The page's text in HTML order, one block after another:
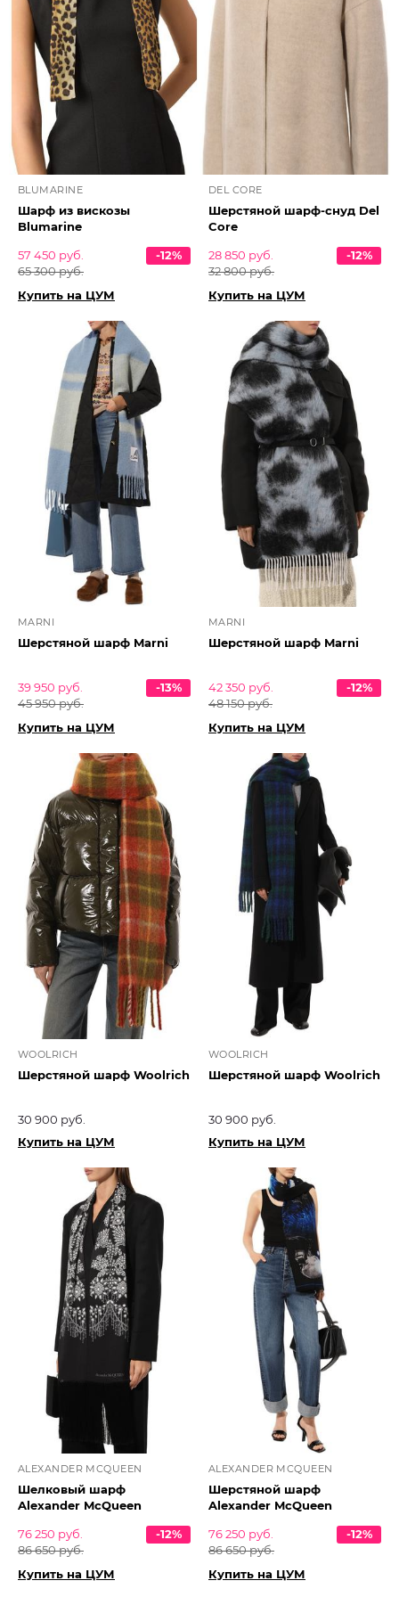
BLUMARINE
Шарф из вискозы
Blumarine
57 450 руб.
65 300 руб.
-12%
Купить на ЦУМ
DEL CORE
Шерстяной шарф-снуд Del
Core
28 850 руб.
32 800 руб.
-12%
Купить на ЦУМ
MARNI
Шерстяной шарф Marni
39 950 руб.
45 950 руб.
-13%
Купить на ЦУМ
MARNI
Шерстяной шарф Marni
42 350 руб.
48 150 руб.
-12%
Купить на ЦУМ
WOOLRICH
Шерстяной шарф Woolrich
30 900 руб.
Купить на ЦУМ
WOOLRICH
Шерстяной шарф Woolrich
30 900 руб.
Купить на ЦУМ
ALEXANDER MCQUEEN
Шелковый шарф
Alexander McQueen
76 250 руб.
86 650 руб.
-12%
Купить на ЦУМ
ALEXANDER MCQUEEN
Шерстяной шарф
Alexander McQueen
76 250 руб.
86 650 руб.
-12%
Купить на ЦУМ